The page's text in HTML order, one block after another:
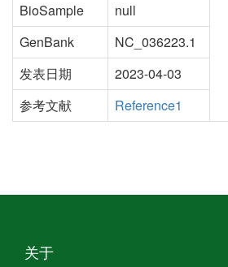
BioSample
null
GenBank
NC_036223.1
发表日期
2023-04-03
参考文献
Reference1
关于